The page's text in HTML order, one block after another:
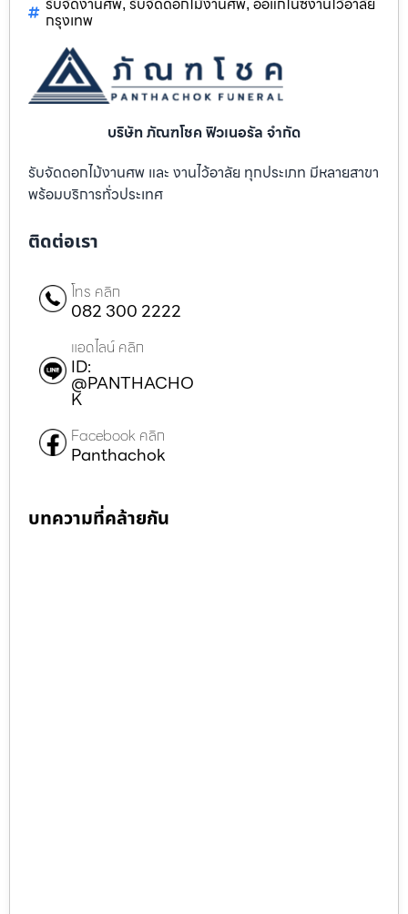
, ,
กรุงเทพ
บริษัท ภัณฑโชค ฟิวเนอรัล จำกัด
รับจัดดอกไม้งานศพ และ งานไว้อาลัย ทุกประเภท มีหลายสาขา
พร้อมบริการทั่วประเทศ
ติดต่อเรา
โทร คลิก
082 300 2222
แอดไลน์ คลิก
ID:
@PANTHACHO
K
Facebook คลิก
Panthachok
บทความที่คล้ายกัน